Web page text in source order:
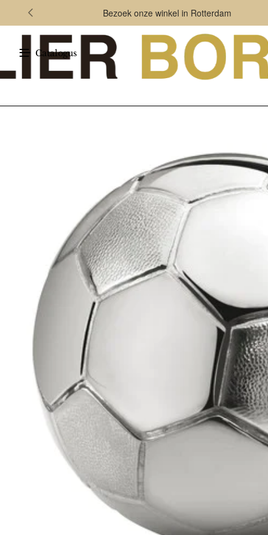
Bezoek onze winkel in Rotterdam
Catalogus